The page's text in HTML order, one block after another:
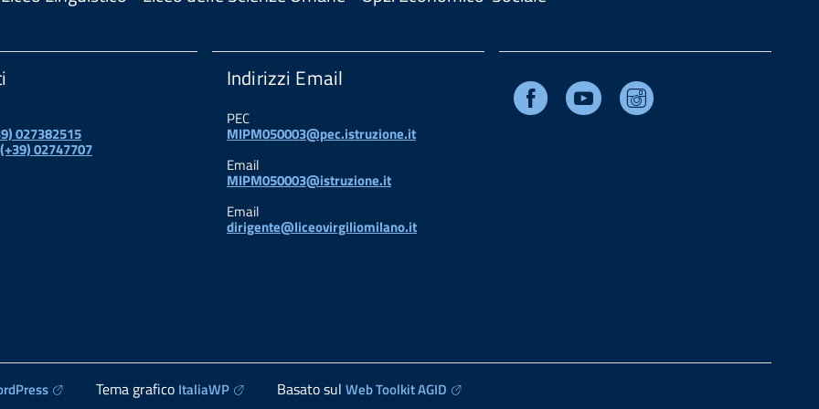
027382515
02747707
Indirizzi Email
PEC
MIPM050003@pec.istruzione.it
Email
MIPM050003@istruzione.it
Email
dirigente@liceovirgiliomilano.it
Facebook Youtube
Tema grafico ItaliaWP Basato sul Web Toolkit AGID